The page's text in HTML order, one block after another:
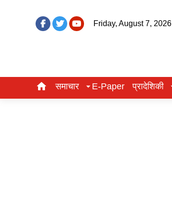
Friday, August 7, 2026
समाचार E-Paper प्रादेशिकी